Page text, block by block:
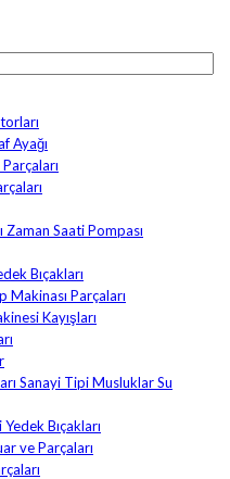
Ayağı
Zaman Saati Pompası
Bıçakları
Makinası Parçaları
Kayışları
Sanayi Tipi Musluklar Su
Bıçakları
ve Parçaları